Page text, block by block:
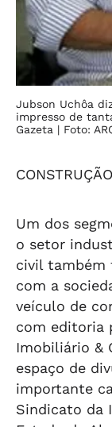
Jubson Uchôa
impresso de
Gazeta | Foto:
Um dos
o setor
civil também
com a
veículo de
com editoria
Imobiliário &
espaço de
importante
Sindicato da